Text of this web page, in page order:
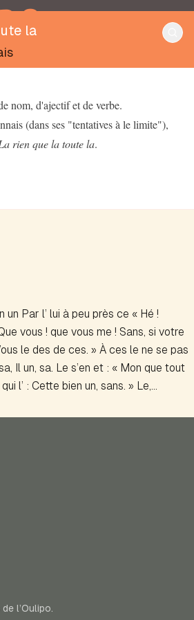
la
nom, d'ajectif et de verbe.
(dans ses "tentatives à le limite"),
rien que la toute la.
un Par l’ lui à peu près ce « Hé !
vous ! que vous me ! Sans, si votre
le des de ces. » À ces le ne se pas
Il un, sa. Le s’en et : « Mon que tout
l’ : Cette bien un, sans. » Le,…
l’Oulipo.